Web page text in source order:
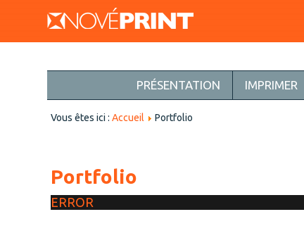
PRÉSENTATION IMPRIMER
Vous êtes ici :Accueil Portfolio
Portfolio
ERROR